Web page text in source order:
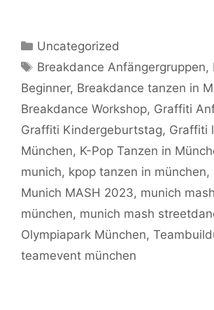
Kategorien
Uncategorized
Schlagwörter
Breakdance Anfängergruppen,
Beginner, Breakdance tanzen in
Breakdance Workshop, Graffiti
Graffiti Kindergeburtstag, Graffiti
München, K-Pop Tanzen in
munich, kpop tanzen in münchen,
Munich MASH 2023, munich
münchen, munich mash
Olympiapark München,
teamevent münchen